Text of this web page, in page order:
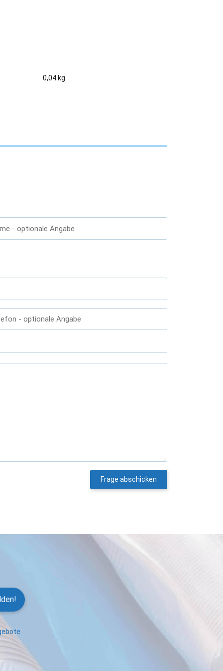
0,04 kg
- optionale Angabe
- optionale Angabe
Frage abschicken